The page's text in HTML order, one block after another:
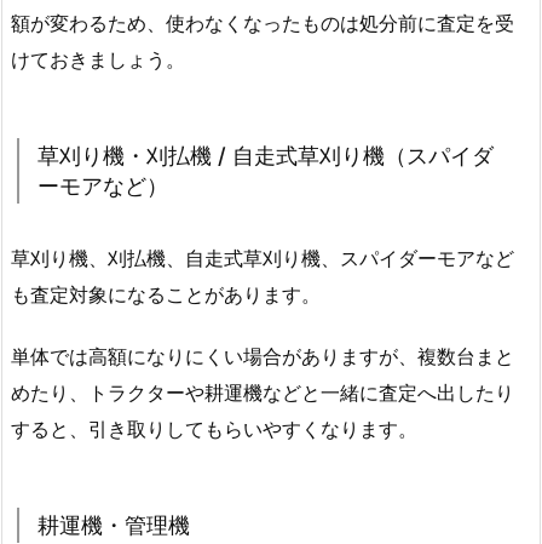
額が変わるため、使わなくなったものは処分前に査定を受
けておきましょう。
草刈り機・刈払機 / 自走式草刈り機（スパイダ
ーモアなど）
草刈り機、刈払機、自走式草刈り機、スパイダーモアなど
も査定対象になることがあります。
単体では高額になりにくい場合がありますが、複数台まと
めたり、トラクターや耕運機などと一緒に査定へ出したり
すると、引き取りしてもらいやすくなります。
耕運機・管理機